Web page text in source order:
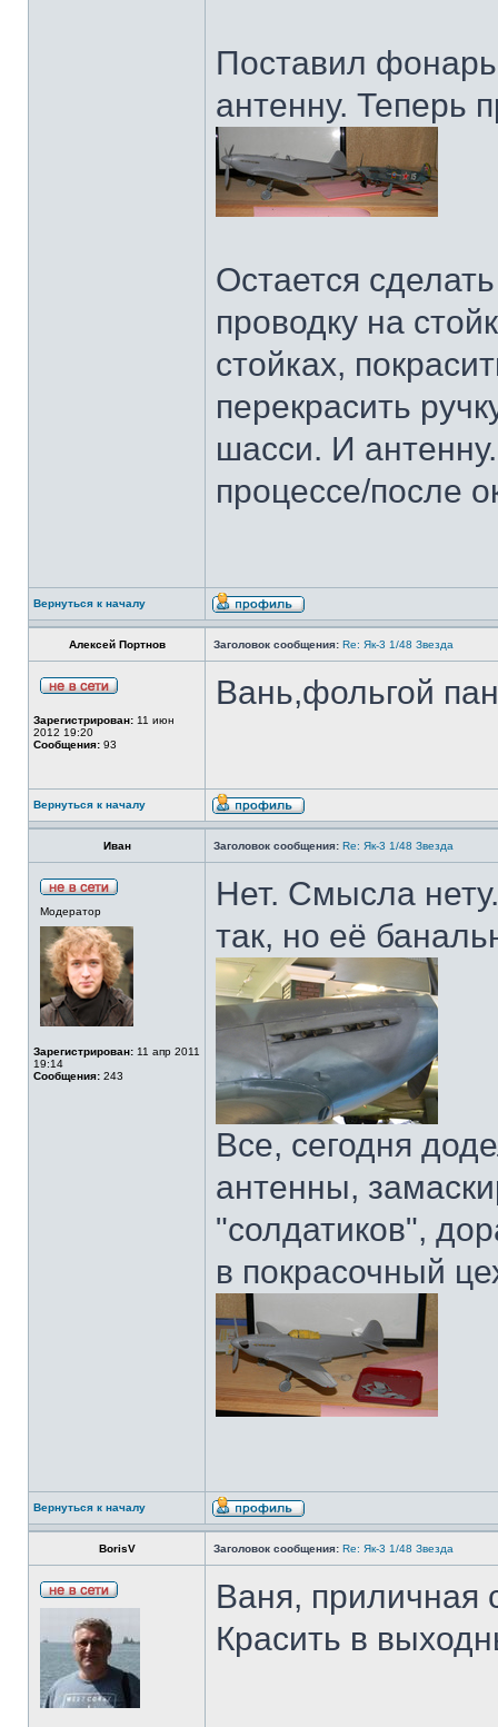
Поставил
антенну. Теперь
Остается
проводку на
стойках,
перекрасить
шасси. И
процессе/после
Вернуться к началу
Алексей Портнов Заголовок сообщения: Re: Як-3 1/48 Звезда
Зарегистрирован: 11 июн
2012 19:20
Сообщения: 93
Вань,фольгой
Вернуться к началу
Иван Заголовок сообщения: Re: Як-3 1/48 Звезда
Модератор
Зарегистрирован: 11 апр 2011
19:14
Сообщения: 243
Нет. Смысла
так, но её
Все, сегодня
антенны,
"солдатиков",
в покрасочный
Вернуться к началу
BorisV Заголовок сообщения: Re: Як-3 1/48 Звезда
Ваня, приличная
Красить в